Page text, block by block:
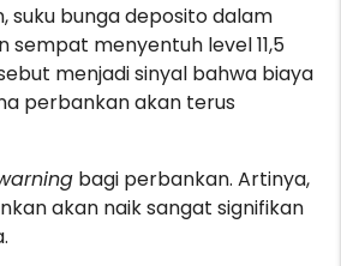
suku bunga deposito dalam
sempat menyentuh level 11,5
menjadi sinyal bahwa biaya
perbankan akan terus
bagi perbankan. Artinya,
akan naik sangat signifikan